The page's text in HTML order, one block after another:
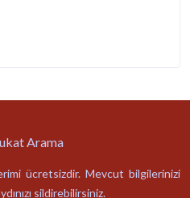
ücretsizdir. Mevcut bilgilerinizi
sildirebilirsiniz.